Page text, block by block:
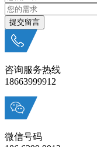
咨询服务热线
18663999912
微信号码